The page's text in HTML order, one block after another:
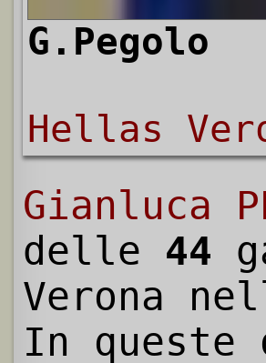
G.Pegolo
Hellas
Gianluca
delle 44
Verona
In queste